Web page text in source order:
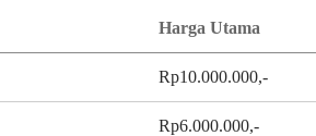
Harga Utama
Rp10.000.000,-
Rp6.000.000,-